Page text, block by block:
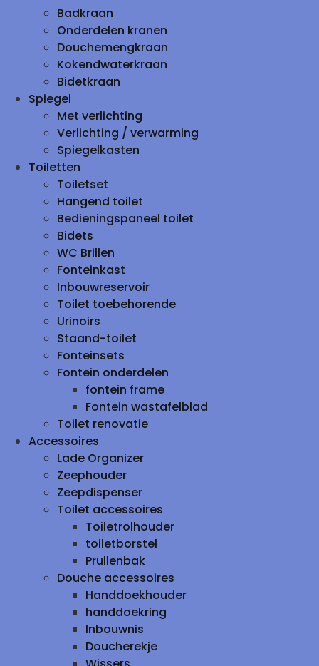
Badkraan
Onderdelen kranen
Douchemengkraan
Kokendwaterkraan
Bidetkraan
Spiegel
Met verlichting
Verlichting / verwarming
Spiegelkasten
Toiletten
Toiletset
Hangend toilet
Bedieningspaneel toilet
Bidets
WC Brillen
Fonteinkast
Inbouwreservoir
Toilet toebehorende
Urinoirs
Staand-toilet
Fonteinsets
Fontein onderdelen
fontein frame
Fontein wastafelblad
Toilet renovatie
Accessoires
Lade Organizer
Zeephouder
Zeepdispenser
Toilet accessoires
Toiletrolhouder
toiletborstel
Prullenbak
Douche accessoires
Handdoekhouder
handdoekring
Inbouwnis
Doucherekje